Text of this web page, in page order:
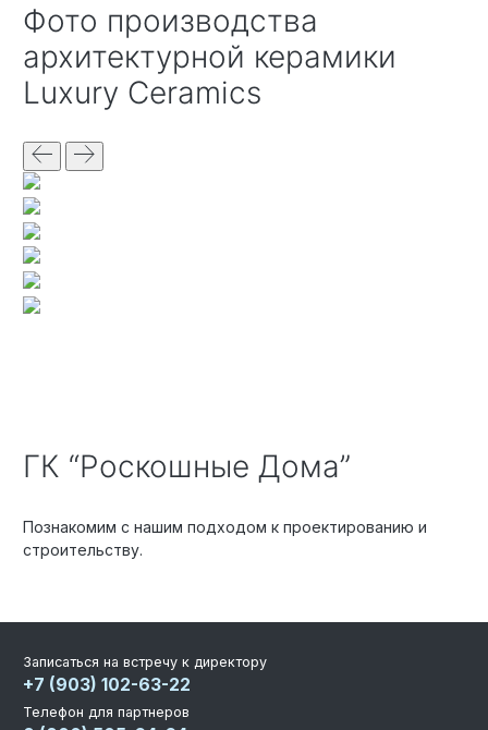
Фото производства
архитектурной керамики
Luxury Ceramics
ГК “Роскошные Дома”
Познакомим с нашим подходом к проектированию и
строительству.
Записаться на встречу к директору
+7 (903) 102-63-22
Телефон для партнеров